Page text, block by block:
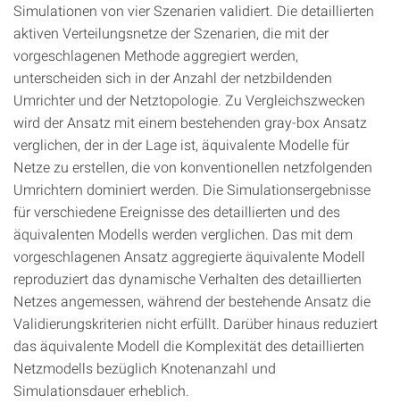
Simulationen von vier Szenarien validiert. Die detaillierten
aktiven Verteilungsnetze der Szenarien, die mit der
vorgeschlagenen Methode aggregiert werden,
unterscheiden sich in der Anzahl der netzbildenden
Umrichter und der Netztopologie. Zu Vergleichszwecken
wird der Ansatz mit einem bestehenden gray-box Ansatz
verglichen, der in der Lage ist, äquivalente Modelle für
Netze zu erstellen, die von konventionellen netzfolgenden
Umrichtern dominiert werden. Die Simulationsergebnisse
für verschiedene Ereignisse des detaillierten und des
äquivalenten Modells werden verglichen. Das mit dem
vorgeschlagenen Ansatz aggregierte äquivalente Modell
reproduziert das dynamische Verhalten des detaillierten
Netzes angemessen, während der bestehende Ansatz die
Validierungskriterien nicht erfüllt. Darüber hinaus reduziert
das äquivalente Modell die Komplexität des detaillierten
Netzmodells bezüglich Knotenanzahl und
Simulationsdauer erheblich.